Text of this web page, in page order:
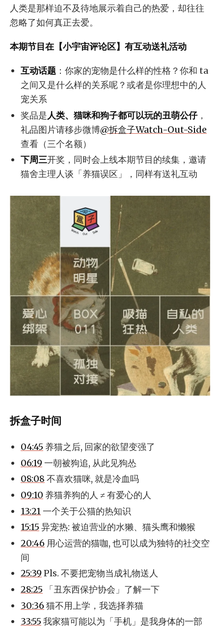
人类是那样迫不及待地展示着自己的热爱，却往往
忽略了如何真正去爱。
本期节目在【小宇宙评论区】有互动送礼活动
互动话题 ：你家的宠物是什么样的性格？你和 ta
之间又是什么样的关系呢？或者是你理想中的人
宠关系
奖品是人类、猫咪和狗子都可以玩的丑萌公仔，
礼品图片请移步微博@拆盒子Watch-Out-Side
查看（三个名额）
下周三开奖，同时会上线本期节目的续集，邀请
猫舍主理人谈「养猫误区」，同样有送礼互动
拆盒子时间
04:45 养猫之后, 回家的欲望变强了
06:19 一朝被狗追, 从此见狗怂
08:08 不喜欢猫咪, 就是冷血吗
09:10 养猫养狗的人 ≠ 有爱心的人
13:21一个关于公猫的热知识
15:15 异宠热: 被迫营业的水獭、猫头鹰和懒猴
20:46 用心运营的猫咖, 也可以成为独特的社交空
间
25:39 Pls. 不要把宠物当成礼物送人
28:25 「丑东西保护协会」了解一下
30:36 猫不用上学，我选择养猫
33:55 我家猫可能以为「手机」是我身体的一部